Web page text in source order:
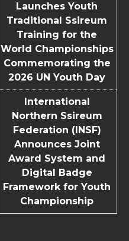
Launches Youth
Traditional Ssireum
Training for the
World Championships
Commemorating the
2026 UN Youth Day
International
Northern Ssireum
Federation (INSF)
Announces Joint
Award System and
Digital Badge
Framework for Youth
Championship